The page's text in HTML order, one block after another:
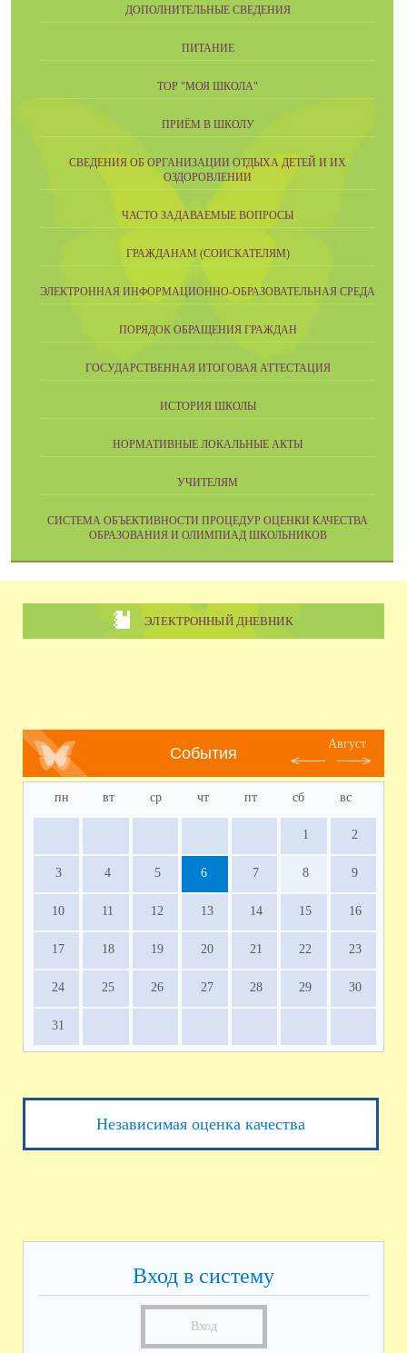
ДОПОЛНИТЕЛЬНЫЕ СВЕДЕНИЯ
ПИТАНИЕ
ТОР "МОЯ ШКОЛА"
ПРИЁМ В ШКОЛУ
СВЕДЕНИЯ ОБ ОРГАНИЗАЦИИ ОТДЫХА ДЕТЕЙ И ИХ
ОЗДОРОВЛЕНИИ
ЧАСТО ЗАДАВАЕМЫЕ ВОПРОСЫ
ГРАЖДАНАМ (СОИСКАТЕЛЯМ)
ЭЛЕКТРОННАЯ ИНФОРМАЦИОННО-ОБРАЗОВАТЕЛЬНАЯ СРЕДА
ПОРЯДОК ОБРАЩЕНИЯ ГРАЖДАН
ГОСУДАРСТВЕННАЯ ИТОГОВАЯ АТТЕСТАЦИЯ
ИСТОРИЯ ШКОЛЫ
НОРМАТИВНЫЕ ЛОКАЛЬНЫЕ АКТЫ
УЧИТЕЛЯМ
CИСТЕМА ОБЪЕКТИВНОСТИ ПРОЦЕДУР ОЦЕНКИ КАЧЕСТВА
ОБРАЗОВАНИЯ И ОЛИМПИАД ШКОЛЬНИКОВ
ЭЛЕКТРОННЫЙ ДНЕВНИК
События
Август
пн вт ср чт пт сб вс
1 2
3 4 5 6 7 8 9
10 11 12 13 14 15 16
17 18 19 20 21 22 23
24 25 26 27 28 29 30
31
Независимая оценка качества
Вход в систему
Вход